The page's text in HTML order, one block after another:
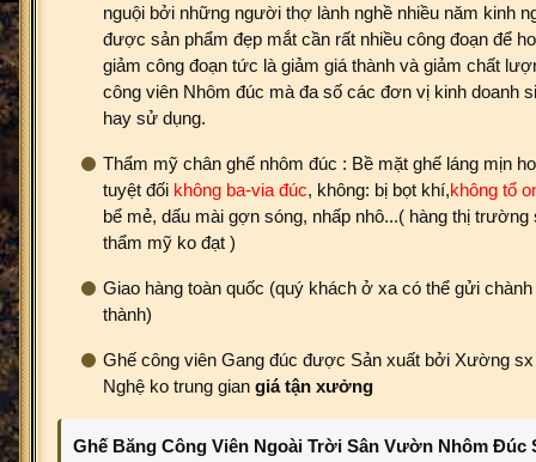
nguội bởi những người thợ lành nghề nhiều năm kinh
được sản phẩm đẹp mắt cần rất nhiều công đoạn để
giảm công đoạn tức là giảm giá thành và giảm chất
công viên Nhôm đúc mà đa số các đơn vị kinh doanh
hay sử dụng.
Thẩm mỹ chân ghế nhôm đúc : Bề mặt ghế láng mịn
tuyệt đối không ba-via đúc, không: bị bọt khí,không tổ
bể mẻ, dấu mài gợn sóng, nhấp nhô...( hàng thị trường
thẩm mỹ ko đạt )
Giao hàng toàn quốc (quý khách ở xa có thể gửi
thành)
Ghế công viên Gang đúc được Sản xuất bởi Xường
Nghệ ko trung gian giá tận xưởng
Ghế Băng Công Viên Ngoài Trời Sân Vườn Nhôm Đúc